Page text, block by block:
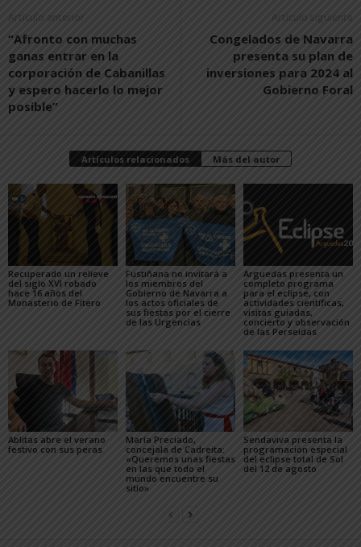
Artículo anterior
“Afronto con muchas
ganas entrar en la
corporación de Cabanillas
y espero hacerlo lo mejor
posible”
Artículo siguiente
Congelados de Navarra
presenta su plan de
inversiones para 2024 al
Gobierno Foral
Artículos relacionados Más del autor
Recuperado un relieve
del siglo XVI robado
hace 16 años del
Monasterio de Fitero
Fustiñana no invitará a
los miembros del
Gobierno de Navarra a
los actos oficiales de
sus fiestas por el cierre
de las Urgencias
Arguedas presenta un
completo programa
para el eclipse, con
actividades científicas,
visitas guiadas,
concierto y observación
de las Perseidas
Ablitas abre el verano
festivo con sus peras
María Preciado,
concejala de Cadreita:
«Queremos unas fiestas
en las que todo el
mundo encuentre su
sitio»
Sendaviva presenta la
programación especial
del eclipse total de Sol
del 12 de agosto